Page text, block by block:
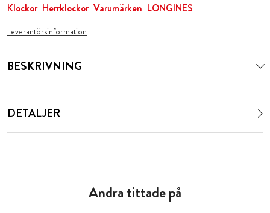
Klockor Herrklockor Varumärken LONGINES
Leverantörsinformation
BESKRIVNING
DETALJER
Andra tittade på